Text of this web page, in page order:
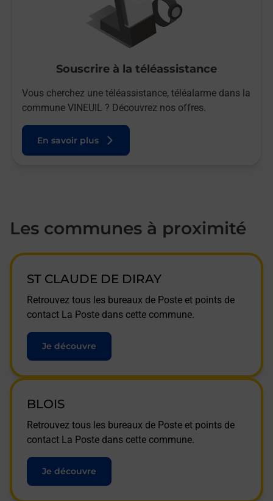
Souscrire à la téléassistance
Vous cherchez une téléassistance, téléalarme dans la
commune VINEUIL ? Découvrez nos offres.
En savoir plus
Les communes à proximité
ST CLAUDE DE DIRAY
Retrouvez tous les bureaux de Poste et points de
contact La Poste dans cette commune.
Je découvre
BLOIS
Retrouvez tous les bureaux de Poste et points de
contact La Poste dans cette commune.
Je découvre